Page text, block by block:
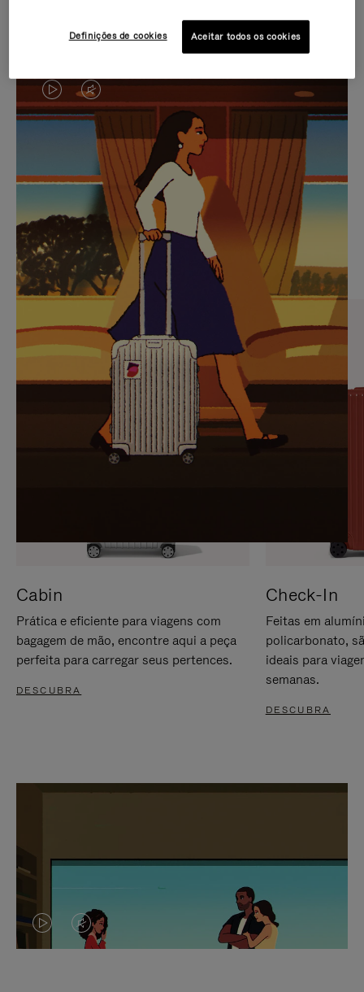
O
VÍDEO
NÃO
ESTÁ
PAUSADO,
PRESSIONE
PARA
PAUSÁ-
LO
O
VÍDEO
ESTÁ
SEM
SOM.
POR
FAVOR,
CLIQUE
PARA
ATIVÁ-
LO
SELEÇÃO DE PRESENTES CUIDADOSAMENTE
SELECIONADA
Encontre a companheira
perfeita para cada viagem
Cabin
Prática e eficiente para viagens com
bagagem de mão, encontre aqui a peça
perfeita para carregar seus pertences.
DESCUBRA
Check-In
Feitas em
policarbonato,
ideais para
semanas.
DESCUBRA
O
O
Definições de cookies Aceitar todos os cookies